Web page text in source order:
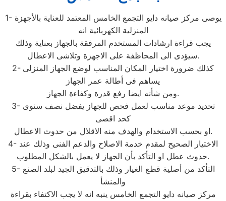
1- يوصى مركز صيانه دايو التجمع الخامس المعتمد للعناية بالأجهزة
المنزلية الكهربائية انه
يجب قراءة ارشادات المستخدم المرفقة بالجهاز بعناية وذلك
سيؤدى الى المحاظفة على الاجهزة وتلاشى الاعطال.
2- كذلك ضرورة اختيار المكان المناسب لوضع الجهاز المنزلى
يساهم فى أطالة عمر الجهاز
ومن شأنه ايضا رفع قدرة وكفاءة الجهاز.
3- تحديد موعد مناسب لعمل فحص للجهاز يفضل نصف سنوى
كحد اقصى
او بحسب الاستخدام والهدف منه الاقلال من حدوث الاعطال.
4- الاختيار الصحيح لمقدم خدمة الاصلاح والدعم الفنى وذلك عند
حدوث عطل او التأكد بأن الجهاز لا يعمل بالشكل المطلوب.
5- التأكد من أصلية قطع الغيار وذلك بالتدقيق الجيد لبلد الصنع
والمنشأ
مركز صيانه دايو التجمع الخامس ينبه انه لا يجب الاكتفاء بقراءة